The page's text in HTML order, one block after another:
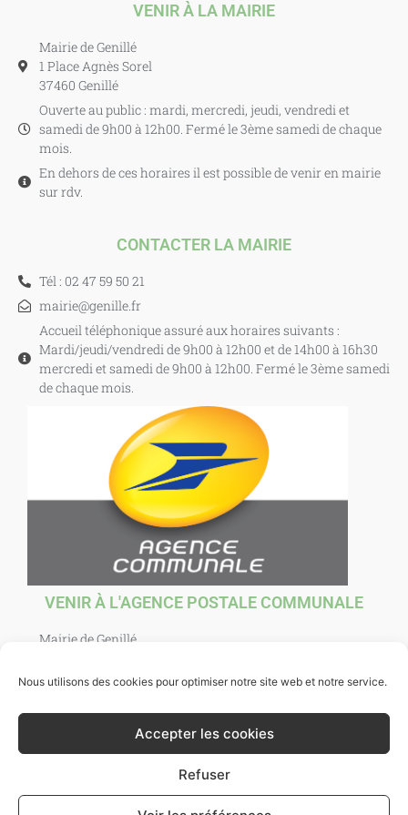
Nous utilisons des cookies pour optimiser notre site web et notre service.
Accepter les cookies
Refuser
VENIR À LA MAIRIE
Mairie de Genillé
1 Place Agnès Sorel
37460 Genillé
Ouverte au public : mardi, mercredi, jeudi, vendredi et
samedi de 9h00 à 12h00. Fermé le 3ème samedi de chaque
mois.
En dehors de ces horaires il est possible de venir en mairie
sur rdv.
CONTACTER LA MAIRIE
Tél : 02 47 59 50 21
mairie@genille.fr
Accueil téléphonique assuré aux horaires suivants :
Mardi/jeudi/vendredi de 9h00 à 12h00 et de 14h00 à 16h30
mercredi et samedi de 9h00 à 12h00. Fermé le 3ème samedi
de chaque mois.
VENIR À L'AGENCE POSTALE COMMUNALE
Mairie de Genillé
37460 Genillé